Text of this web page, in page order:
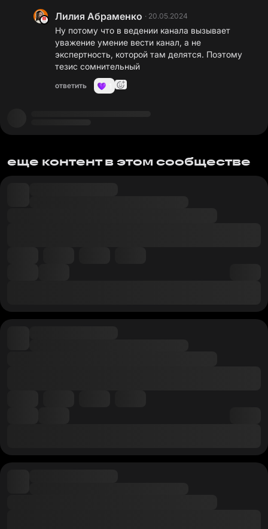
Лилия Абраменко · 20.05.2024
Ну потому что в ведении канала вызывает
уважение умение вести канал, а не
экспертность, которой там делятся. Поэтому
тезис сомнительный
ответить
еще контент в этом сообществе